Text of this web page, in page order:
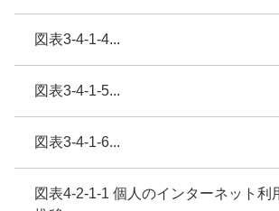
図表3-4-1-4...
図表3-4-1-5...
図表3-4-1-6...
図表4-2-1-1 個人のインターネット利